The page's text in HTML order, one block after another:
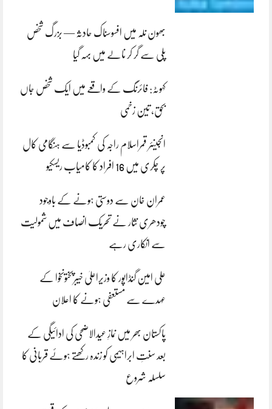
بھون نلہ میں افسوسناک حادثہ — بزرگ شخص
پلی سے گر کر نالے میں بہہ گیا
کہوٹہ: فائرنگ کے واقعے میں ایک شخص جاں
بحق، تین زخمی
انجینئر قمراسلام راجہ کی کمبوڈیا سے ہنگامی کال
پر چکری میں 16 افراد کا کامیاب ریسکیو
عمران خان سے دوستی ہونے کے باوجود
چودھری نثار نے تحریک انصاف میں شمولیت
سے انکاری رہے
علی امین گنڈاپور کا وزیراعلیٰ خیبرپختونخوا کے
عہدے سے مستعفی ہونے کا اعلان
پاکستان بھر میں نمازِ عیدالاضحی کی ادائیگی کے
بعد سنتِ ابراہیمی کو زندہ رکھتے ہوئے قربانی کا
سلسلہ شروع